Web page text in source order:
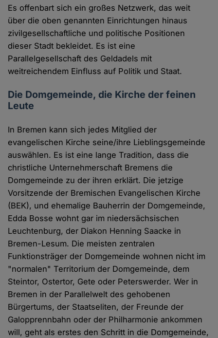
Es offenbart sich ein großes Netzwerk, das weit
über die oben genannten Einrichtungen hinaus
zivilgesellschaftliche und politische Positionen
dieser Stadt bekleidet. Es ist eine
Parallelgesellschaft des Geldadels mit
weitreichendem Einfluss auf Politik und Staat.
Die Domgemeinde, die Kirche der feinen
Leute
In Bremen kann sich jedes Mitglied der
evangelischen Kirche seine/ihre Lieblingsgemeinde
auswählen. Es ist eine lange Tradition, dass die
christliche Unternehmerschaft Bremens die
Domgemeinde zu der ihren erklärt. Die jetzige
Vorsitzende der Bremischen Evangelischen Kirche
(BEK), und ehemalige Bauherrin der Domgemeinde,
Edda Bosse wohnt gar im niedersächsischen
Leuchtenburg, der Diakon Henning Saacke in
Bremen-Lesum. Die meisten zentralen
Funktionsträger der Domgemeinde wohnen nicht im
"normalen" Territorium der Domgemeinde, dem
Steintor, Ostertor, Gete oder Peterswerder. Wer in
Bremen in der Parallelwelt des gehobenen
Bürgertums, der Staatseliten, der Freunde der
Galopprennbahn oder der Philharmonie ankommen
will, geht als erstes den Schritt in die Domgemeinde,